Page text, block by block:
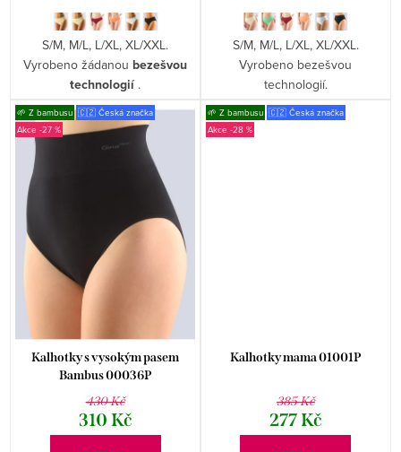
S/M, M/L, L/XL, XL/XXL.
Vyrobeno žádanou bezešvou
technologií .
S/M, M/L, L/XL, XL/XXL.
Vyrobeno bezešvou
technologií.
🌱 Z bambusu 🇨🇿 Česká značka
-27 %
Kalhotky s vysokým pasem
Bambus 00036P
430 Kč
310 Kč
🌱 Z bambusu 🇨🇿 Česká značka
-28 %
Kalhotky mama 01001P
385 Kč
277 Kč